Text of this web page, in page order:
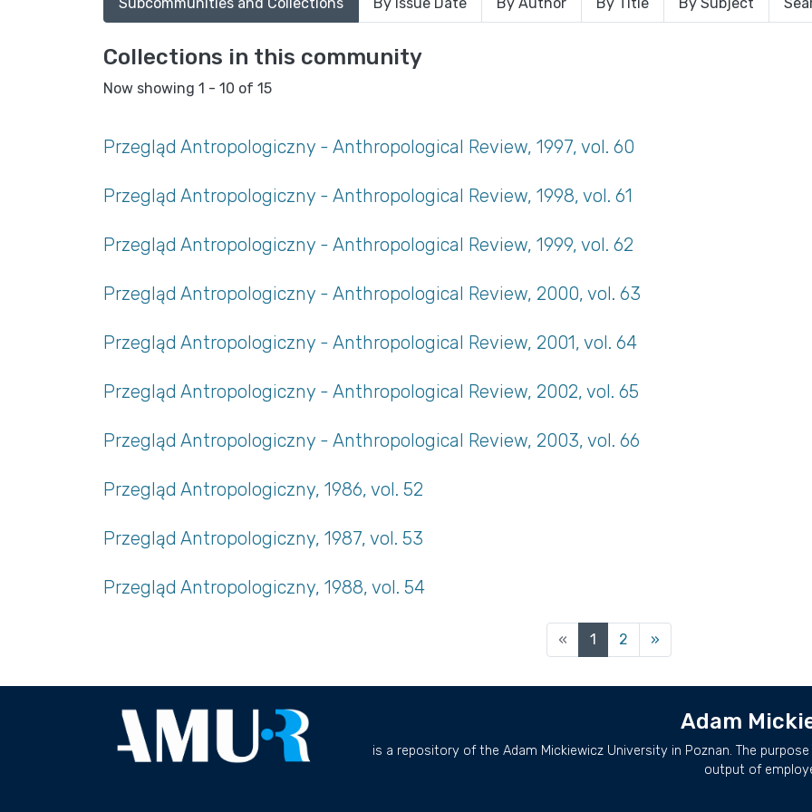
Collections in this community
Now showing 1 - 10 of 15
Przegląd Antropologiczny - Anthropological Review, 1997, vol. 60
Przegląd Antropologiczny - Anthropological Review, 1998, vol. 61
Przegląd Antropologiczny - Anthropological Review, 1999, vol. 62
Przegląd Antropologiczny - Anthropological Review, 2000, vol. 63
Przegląd Antropologiczny - Anthropological Review, 2001, vol. 64
Przegląd Antropologiczny - Anthropological Review, 2002, vol. 65
Przegląd Antropologiczny - Anthropological Review, 2003, vol. 66
Przegląd Antropologiczny, 1986, vol. 52
Przegląd Antropologiczny, 1987, vol. 53
Przegląd Antropologiczny, 1988, vol. 54
« 1 (current)
2 »
Adam
is a repository of the Adam Mickiewicz University in Poznan. The
output of